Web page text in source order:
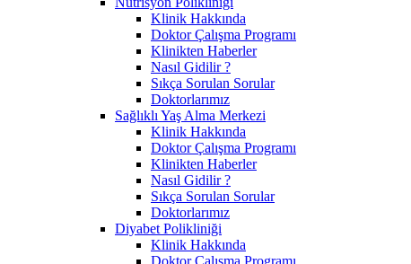
Klinik Hakkında
Doktor Çalışma Programı
Klinikten Haberler
Nasıl Gidilir ?
Sıkça Sorulan Sorular
Doktorlarımız
Sağlıklı Yaş Alma Merkezi
Klinik Hakkında
Doktor Çalışma Programı
Klinikten Haberler
Nasıl Gidilir ?
Sıkça Sorulan Sorular
Doktorlarımız
Diyabet Polikliniği
Klinik Hakkında
Doktor Çalışma Programı